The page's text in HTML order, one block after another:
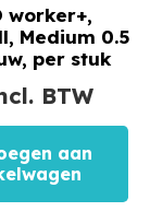
worker+,
Medium 0.5
per stuk
BTW
aan